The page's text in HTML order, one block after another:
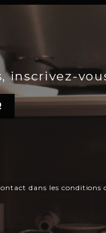
inscrivez-
dans les conditions